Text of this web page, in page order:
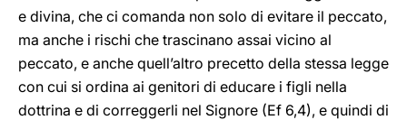
e divina, che ci comanda non solo di evitare il peccato,
ma anche i rischi che trascinano assai vicino al
peccato, e anche quell’altro precetto della stessa legge
con cui si ordina ai genitori di educare i figli nella
dottrina e di correggerli nel Signore (Ef 6,4), e quindi di